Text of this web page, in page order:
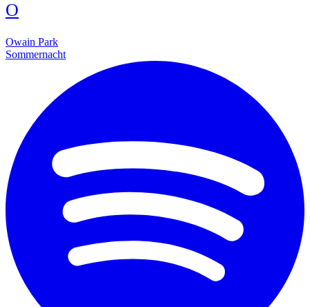
O
Owain Park
Sommernacht